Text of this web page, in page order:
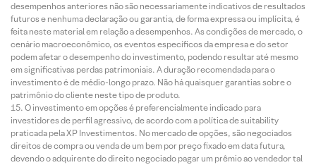
desempenhos anteriores não são necessariamente indicativos de resultados
futuros e nenhuma declaração ou garantia, de forma expressa ou implícita, é
feita neste material em relação a desempenhos. As condições de mercado, o
cenário macroeconômico, os eventos específicos da empresa e do setor
podem afetar o desempenho do investimento, podendo resultar até mesmo
em significativas perdas patrimoniais. A duração recomendada para o
investimento é de médio-longo prazo. Não há quaisquer garantias sobre o
patrimônio do cliente neste tipo de produto.
O investimento em opções é preferencialmente indicado para
investidores de perfil agressivo, de acordo com a política de suitability
praticada pela XP Investimentos. No mercado de opções, são negociados
direitos de compra ou venda de um bem por preço fixado em data futura,
devendo o adquirente do direito negociado pagar um prêmio ao vendedor tal